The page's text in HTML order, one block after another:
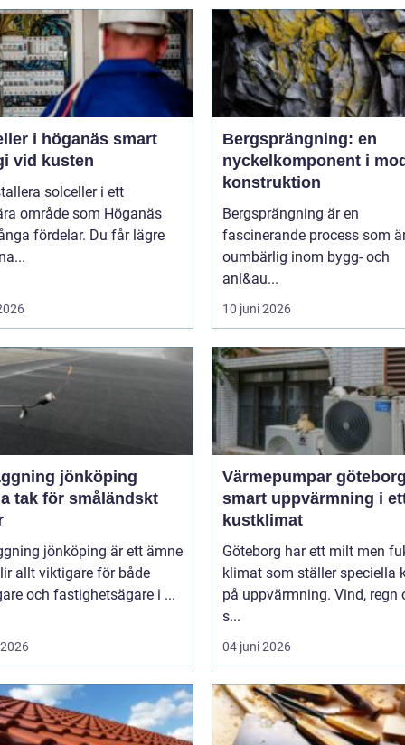
i höganäs smart
vid kusten
solceller i ett
område som Höganäs
fördelar. Du får lägre
Bergsprängning: en
nyckelkomponent i
konstruktion
Bergsprängning är en
fascinerande process som
oumbärlig inom bygg- och
anl&au...
10 juni 2026
jönköping
tak för småländskt
jönköping är ett ämne
allt viktigare för både
och fastighetsägare i ...
Värmepumpar
smart uppvärmning i
kustklimat
Göteborg har ett milt men
klimat som ställer speciella
på uppvärmning. Vind, regn
s...
04 juni 2026